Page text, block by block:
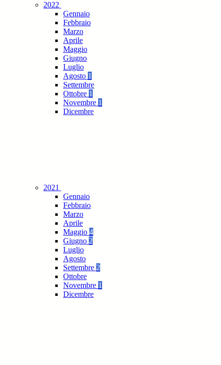
2022
Gennaio
Febbraio
Marzo
Aprile
Maggio
Giugno
Luglio
Agosto 1
Settembre
Ottobre 1
Novembre 1
Dicembre
2021
Gennaio
Febbraio
Marzo
Aprile
Maggio 4
Giugno 2
Luglio
Agosto
Settembre 2
Ottobre
Novembre 1
Dicembre